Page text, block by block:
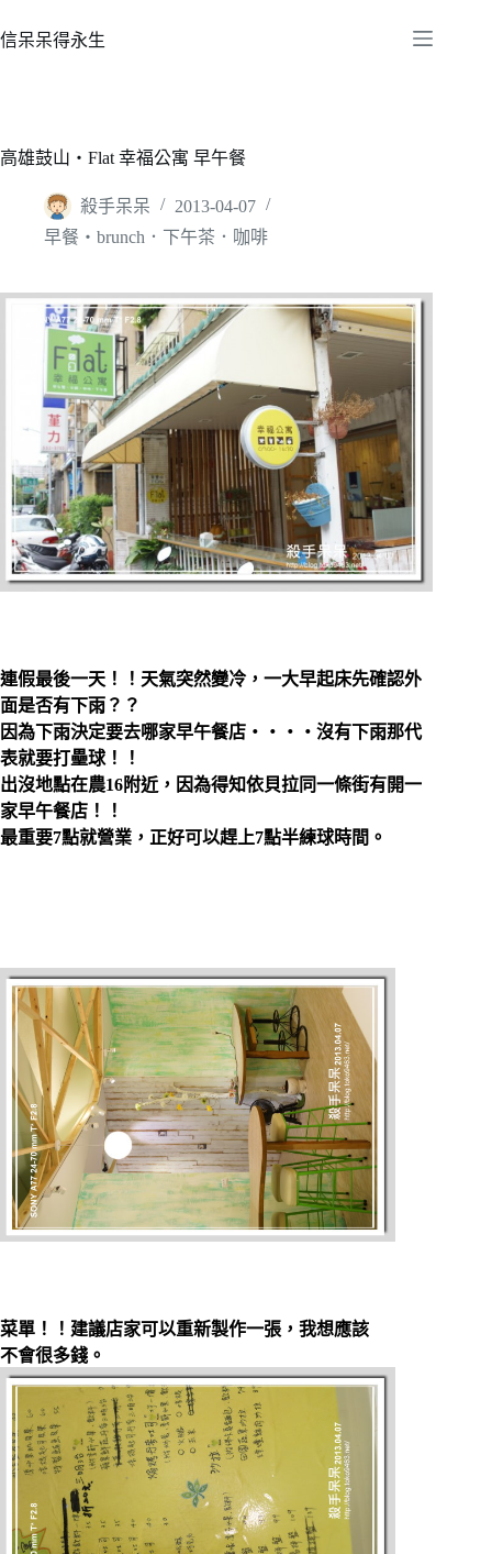
至
容
信呆呆得永生
高雄鼓山‧Flat 幸福公寓 早午餐
殺手呆呆
2013-04-07
早餐‧brunch．下午茶．咖啡
連假最後一天！！天氣突然變冷，一大早起床先確認外
面是否有下雨？？
因為下雨決定要去哪家早午餐店‧‧‧‧沒有下雨那代
表就要打壘球！！
出沒地點在農16附近，因為得知依貝拉同一條街有開一
家早午餐店！！
最重要7點就營業，正好可以趕上7點半練球時間。
菜單！！建議店家可以重新製作一張，我想應該
不會很多錢。